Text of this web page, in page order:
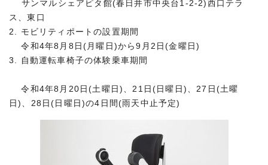
サンマルシェアピタ館(春日井市中央台1-2-2)西口テラ
ス、東口
2. モビリティポートの設置期間
令和4年8月8日(月曜日)から9月2日(金曜日)
3. 自動運転車椅子の体験乗車期間
令和4年8月20日(土曜日)、21日(日曜日)、27日(土曜
日)、28日(日曜日)の4日間(雨天中止予定)